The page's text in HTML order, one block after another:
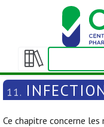
Afficher/masquer
la
table
matières
11.
Ce chapitre concerne